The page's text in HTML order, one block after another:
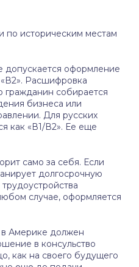
по историческим местам
допускается оформление
Расшифровка
гражданин собирается
бизнеса или
Для русских
как «В1/В2». Ее еще
само за себя. Если
долгосрочную
случае, оформляется
в Америке должен
в консульство
как на своего будущего